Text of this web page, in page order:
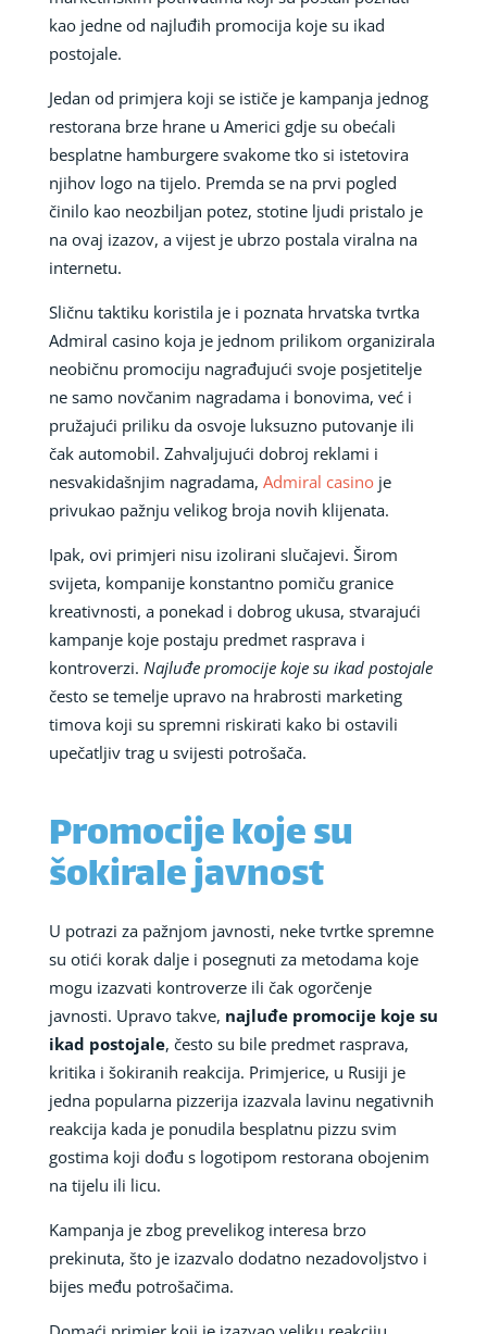
kao jedne od najluđih promocija koje su ikad
postojale.
Jedan od primjera koji se ističe je kampanja jednog
restorana brze hrane u Americi gdje su obećali
besplatne hamburgere svakome tko si istetovira
njihov logo na tijelo. Premda se na prvi pogled
činilo kao neozbiljan potez, stotine ljudi pristalo je
na ovaj izazov, a vijest je ubrzo postala viralna na
internetu.
Sličnu taktiku koristila je i poznata hrvatska tvrtka
Admiral casino koja je jednom prilikom organizirala
neobičnu promociju nagrađujući svoje posjetitelje
ne samo novčanim nagradama i bonovima, već i
pružajući priliku da osvoje luksuzno putovanje ili
čak automobil. Zahvaljujući dobroj reklami i
nesvakidašnjim nagradama, Admiral casinoje
privukao pažnju velikog broja novih klijenata.
Ipak, ovi primjeri nisu izolirani slučajevi. Širom
svijeta, kompanije konstantno pomiču granice
kreativnosti, a ponekad i dobrog ukusa, stvarajući
kampanje koje postaju predmet rasprava i
kontroverzi. Najluđe promocije koje su ikad postojale
često se temelje upravo na hrabrosti marketing
timova koji su spremni riskirati kako bi ostavili
upečatljiv trag u svijesti potrošača.
Promocije koje su
šokirale javnost
U potrazi za pažnjom javnosti, neke tvrtke spremne
su otići korak dalje i posegnuti za metodama koje
mogu izazvati kontroverze ili čak ogorčenje
javnosti. Upravo takve, najluđe promocije koje su
ikad postojale, često su bile predmet rasprava,
kritika i šokiranih reakcija. Primjerice, u Rusiji je
jedna popularna pizzerija izazvala lavinu negativnih
reakcija kada je ponudila besplatnu pizzu svim
gostima koji dođu s logotipom restorana obojenim
na tijelu ili licu.
Kampanja je zbog prevelikog interesa brzo
prekinuta, što je izazvalo dodatno nezadovoljstvo i
bijes među potrošačima.